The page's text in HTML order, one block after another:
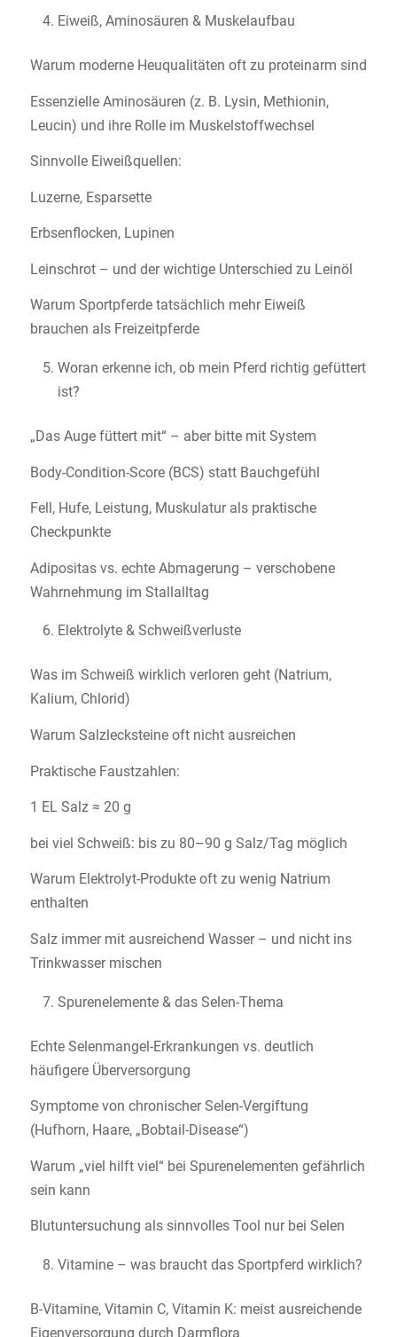
Eiweiß, Aminosäuren & Muskelaufbau
Warum moderne Heuqualitäten oft zu proteinarm sind
Essenzielle Aminosäuren (z. B. Lysin, Methionin,
Leucin) und ihre Rolle im Muskelstoffwechsel
Sinnvolle Eiweißquellen:
Luzerne, Esparsette
Erbsenflocken, Lupinen
Leinschrot – und der wichtige Unterschied zu Leinöl
Warum Sportpferde tatsächlich mehr Eiweiß
brauchen als Freizeitpferde
Woran erkenne ich, ob mein Pferd richtig gefüttert
ist?
„Das Auge füttert mit“ – aber bitte mit System
Body-Condition-Score (BCS) statt Bauchgefühl
Fell, Hufe, Leistung, Muskulatur als praktische
Checkpunkte
Adipositas vs. echte Abmagerung – verschobene
Wahrnehmung im Stallalltag
Elektrolyte & Schweißverluste
Was im Schweiß wirklich verloren geht (Natrium,
Kalium, Chlorid)
Warum Salzlecksteine oft nicht ausreichen
Praktische Faustzahlen:
1 EL Salz ≈ 20 g
bei viel Schweiß: bis zu 80–90 g Salz/Tag möglich
Warum Elektrolyt-Produkte oft zu wenig Natrium
enthalten
Salz immer mit ausreichend Wasser – und nicht ins
Trinkwasser mischen
Spurenelemente & das Selen-Thema
Echte Selenmangel-Erkrankungen vs. deutlich
häufigere Überversorgung
Symptome von chronischer Selen-Vergiftung
(Hufhorn, Haare, „Bobtail-Disease“)
Warum „viel hilft viel“ bei Spurenelementen gefährlich
sein kann
Blutuntersuchung als sinnvolles Tool nur bei Selen
Vitamine – was braucht das Sportpferd wirklich?
B-Vitamine, Vitamin C, Vitamin K: meist ausreichende
Eigenversorgung durch Darmflora